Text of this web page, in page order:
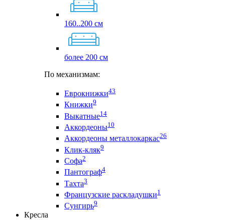
160..200 см
более 200 см
По механизмам:
Еврокнижки43
Книжки9
Выкатные14
Аккордеоны10
Аккордеоны металлокаркас26
Клик-кляк9
Софа2
Пантограф4
Тахта3
Французские раскладушки1
Сунгирь9
Кресла